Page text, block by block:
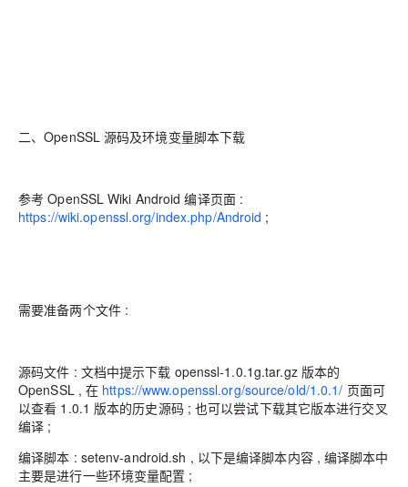
二、OpenSSL 源码及环境变量脚本下载
参考 OpenSSL Wiki Android 编译页面 :
https://wiki.openssl.org/index.php/Android ;
需要准备两个文件 :
源码文件 : 文档中提示下载 openssl-1.0.1g.tar.gz 版本的
OpenSSL , 在 https://www.openssl.org/source/old/1.0.1/ 页面可
以查看 1.0.1 版本的历史源码 ; 也可以尝试下载其它版本进行交叉
编译 ;
编译脚本 : setenv-android.sh , 以下是编译脚本内容 , 编译脚本中
主要是进行一些环境变量配置 ;